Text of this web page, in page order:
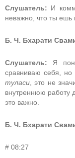
Слушатель: И
неважно, что ты ешь
Б. Ч. Бхарати
Слушатель: Я
сравниваю себя,
туласи , это не
внутреннюю работу
это важно.
Б. Ч. Бхарати
# 08:27